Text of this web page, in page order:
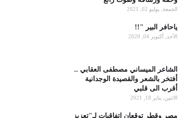
الجمعة, يوليو 02, 2021
ياحافر البير "!!
الأحد, أكتوبر 04, 2020
الشاعر الميساني مصطفى العقابي ..
أفتخر بالشعر والقصيدة الوجدانية
أقرب الى قلبي
الاثنين, يناير 18, 2021
مصر وقطر توقعان اتفاقيات لـ"تعزيز